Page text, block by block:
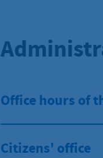
Office hours of
Citizens' office